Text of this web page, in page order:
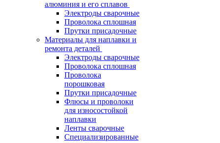
алюминия и его сплавов
Электроды сварочные
Проволока сплошная
Прутки присадочные
Материалы для наплавки и
ремонта деталей
Электроды сварочные
Проволока сплошная
Проволока
порошковая
Прутки присадочные
Флюсы и проволоки
для износостойкой
наплавки
Ленты сварочные
Специализированные